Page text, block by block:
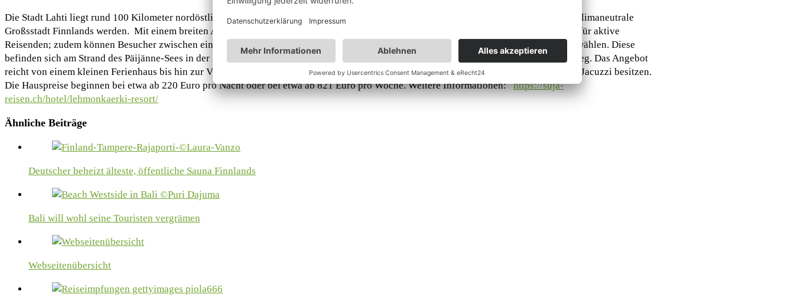
Die Stadt Lahti liegt rund 100 Kilometer nordöstlich von Helsink, gilt als ”Gründe Hauptstadt Europas 2021” und will bis 2025 die erste klimaneutrale
Großsstadt Finnlands werden. Mit einem breiten Angebot an Touren und einer atemberaubenden Umgebung eignet sich die Region ideal für aktive
Reisenden; zudem können Besucher zwischen einer Vielzahl an umweltzertifizierten Unterkünften wie die Blockhäuser von Suja Reisen wählen. Diese
befinden sich am Strand des Päijänne-Sees in der Nähe von Lahti und verfügen fast alle über einen eigenen Strand samt Ruderboot und Steg. Das Angebot
reicht von einem kleinen Ferienhaus bis hin zur Villa für bis zu 24 Personen, wobei alle eine eigene Sauna sowie meist einen beheizbaren Jacuzzi besitzen.
Die Hauspreise beginnen bei etwa ab 220 Euro pro Nacht oder bei etwa ab 821 Euro pro Woche. Weitere Informationen:https://suja-
reisen.ch/hotel/lehmonkaerki-resort/
Ähnliche Beiträge
Deutscher beheizt älteste, öffentliche Sauna Finnlands
Bali will wohl seine Touristen vergrämen
Webseitenübersicht